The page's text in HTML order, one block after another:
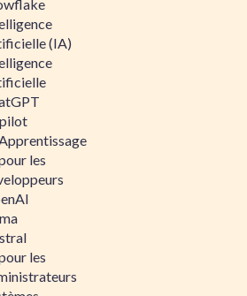
(IA)
les
les